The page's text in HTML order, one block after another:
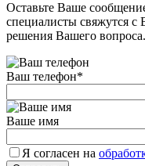
Оставьте Ваше
специалисты свяжутся
решения Вашего вопроса.
Ваш телефон*
Ваше имя
Я согласен на